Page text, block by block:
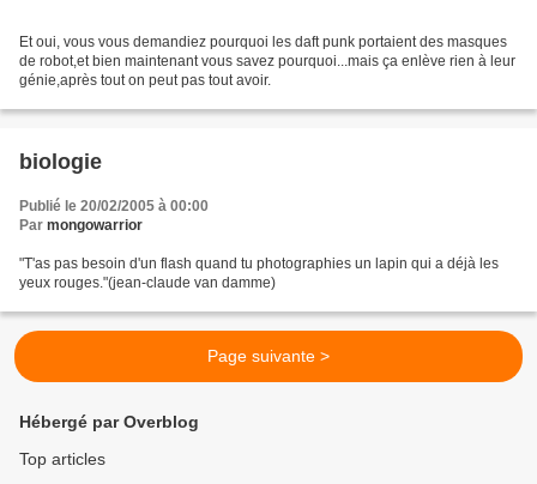
Et oui, vous vous demandiez pourquoi les daft punk portaient des masques
de robot,et bien maintenant vous savez pourquoi...mais ça enlève rien à leur
génie,après tout on peut pas tout avoir.
biologie
Publié le 20/02/2005 à 00:00
Par mongowarrior
"T'as pas besoin d'un flash quand tu photographies un lapin qui a déjà les
yeux rouges."(jean-claude van damme)
Page suivante >
Hébergé par Overblog
Top articles